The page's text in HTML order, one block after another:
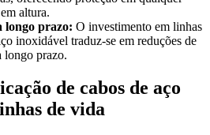
altura.
longo prazo: O investimento em linhas
inoxidável traduz-se em reduções de
longo prazo.
de cabos de aço
de vida